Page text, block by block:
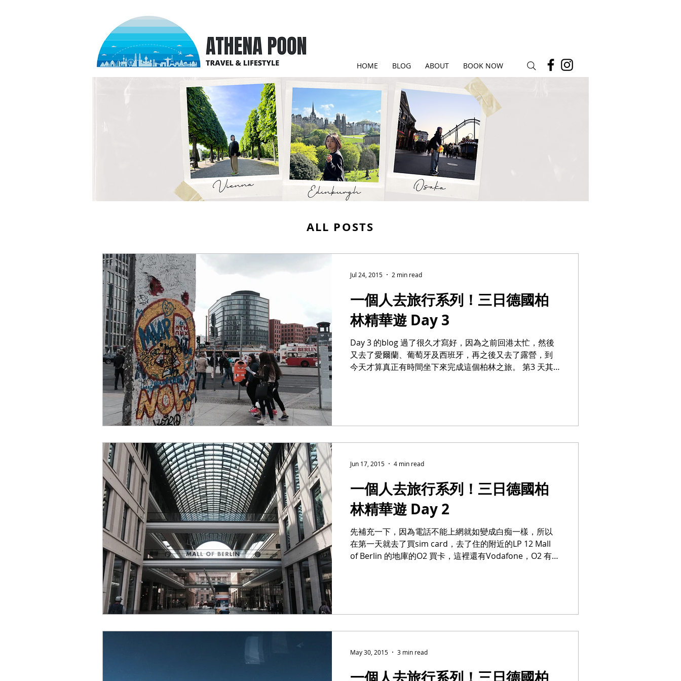
HOME BLOG ABOUT BOOK NOW
ALL POSTS
一個人去旅行系列！三日德國柏
林精華遊 Day 3
Day 3 的blog 過了很久才寫好，因為之前回港太忙，然後
又去了愛爾蘭、葡萄牙及西班牙，再之後又去了露營，到
今天才算真正有時間坐下來完成這個柏林之旅。 第3 天其
Jul 24, 2015 2 min read
一個人去旅行系列！三日德國柏
林精華遊 Day 2
先補充一下，因為電話不能上網就如變成白痴一樣，所以
在第一天就去了買sim card，去了住的附近的LP 12 Mall
of Berlin 的地庫的O2 買卡，這裡還有Vodafone，O2 有兩
Jun 17, 2015 4 min read
May 30, 2015 3 min read